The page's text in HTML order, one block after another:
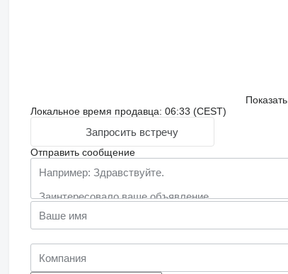
Локальное время продавца: 06:33 (CEST)
Запросить встречу
Отправить сообщение